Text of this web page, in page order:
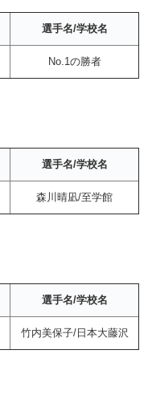
選手名/学校名
No.1の勝者
選手名/学校名
森川晴凪/至学館
選手名/学校名
竹内美保子/日本大藤沢